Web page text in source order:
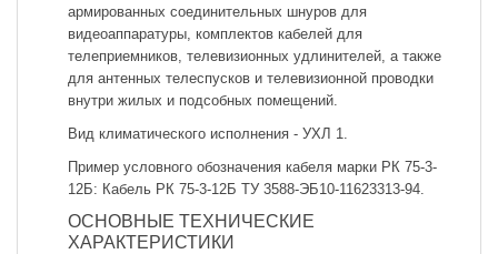
армированных соединительных шнуров для
видеоаппаратуры, комплектов кабелей для
телеприемников, телевизионных удлинителей, а также
для антенных телеспусков и телевизионной проводки
внутри жилых и подсобных помещений.
Вид климатического исполнения - УХЛ 1.
Пример условного обозначения кабеля марки РК 75-3-
12Б: Кабель РК 75-3-12Б ТУ 3588-ЭБ10-11623313-94.
ОСНОВНЫЕ ТЕХНИЧЕСКИЕ
ХАРАКТЕРИСТИКИ